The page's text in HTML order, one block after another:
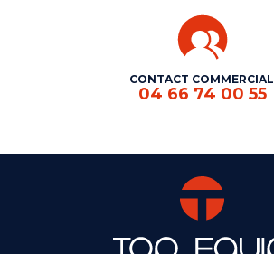
CONTACT COMMERCIAL
04 66 74 00 55